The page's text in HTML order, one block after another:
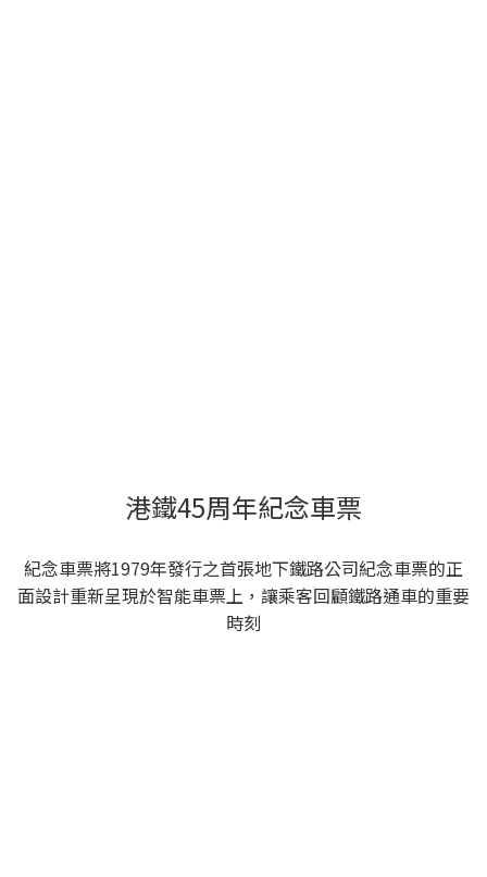
港鐵45周年紀念車票
紀念車票將1979年發行之首張地下鐵路公司紀念車票的正
面設計重新呈現於智能車票上，讓乘客回顧鐵路通車的重要
時刻